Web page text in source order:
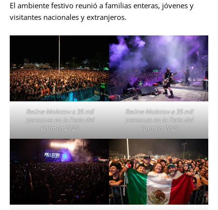
El ambiente festivo reunió a familias enteras, jóvenes y
visitantes nacionales y extranjeros.
Reúne Molotov a 35 mil
personas en la Feria del
Carmen 2025
Reúne Molotov a 35 mil
personas en la Feria del
Carmen 2025